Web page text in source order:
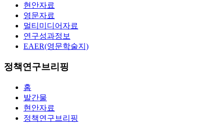
현안자료
영문자료
멀티미디어자료
연구성과정보
EAER(영문학술지)
정책연구브리핑
홈
발간물
현안자료
정책연구브리핑